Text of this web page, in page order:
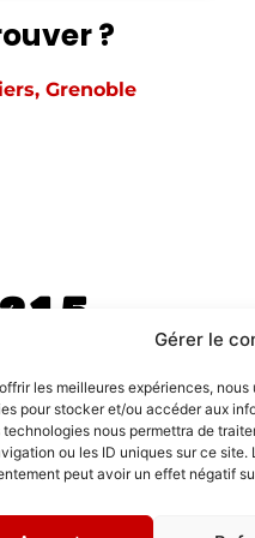
Gérer le
les meilleures expériences,
pour stocker et/ou accéder aux
technologies nous permettra de
ou les ID uniques sur ce
peut avoir un effet négatif
?
Grenoble